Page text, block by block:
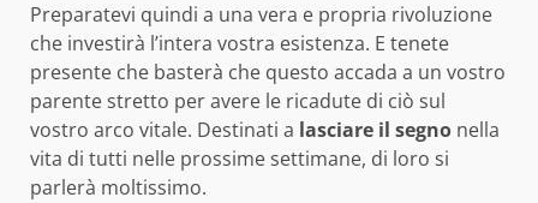
Preparatevi quindi a una vera e propria rivoluzione
che investirà l’intera vostra esistenza. E tenete
presente che basterà che questo accada a un vostro
parente stretto per avere le ricadute di ciò sul
vostro arco vitale. Destinati a lasciare il segno nella
vita di tutti nelle prossime settimane, di loro si
parlerà moltissimo.